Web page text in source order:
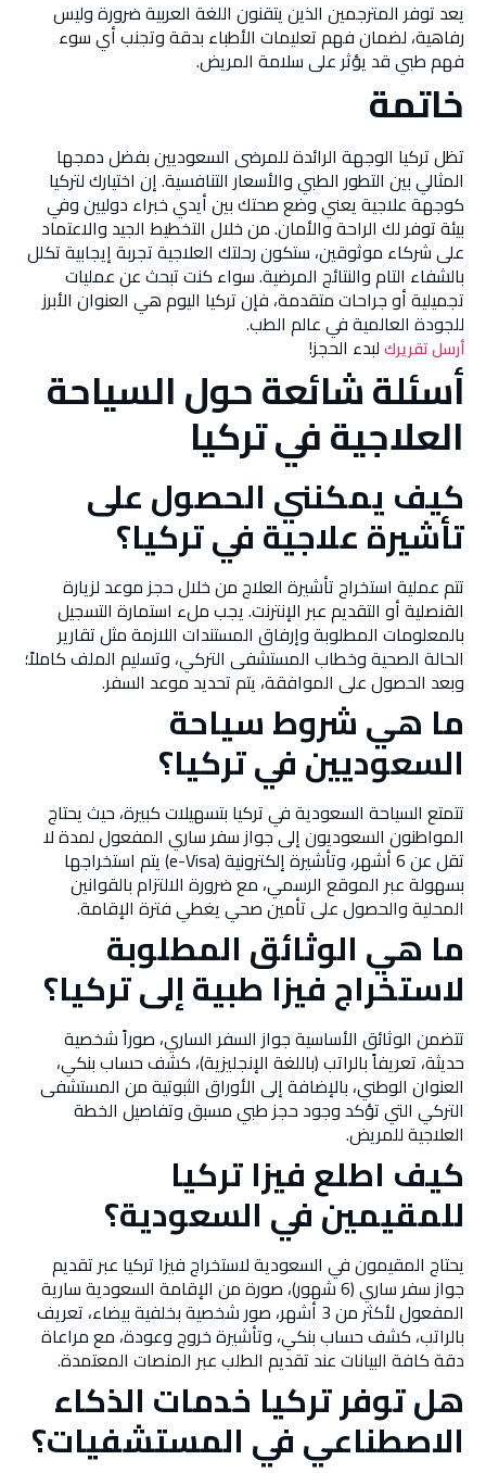
يعد توفر المترجمين الذين يتقنون اللغة العربية ضرورة وليس
رفاهية، لضمان فهم تعليمات الأطباء بدقة وتجنب أي سوء
فهم طبي قد يؤثر على سلامة المريض.
خاتمة
تظل تركيا الوجهة الرائدة للمرضى السعوديين بفضل دمجها
المثالي بين التطور الطبي والأسعار التنافسية. إن اختيارك لتركيا
كوجهة علاجية يعني وضع صحتك بين أيدي خبراء دوليين وفي
بيئة توفر لك الراحة والأمان. من خلال التخطيط الجيد والاعتماد
على شركاء موثوقين، ستكون رحلتك العلاجية تجربة إيجابية تكلل
بالشفاء التام والنتائج المرضية. سواء كنت تبحث عن عمليات
تجميلية أو جراحات متقدمة، فإن تركيا اليوم هي العنوان الأبرز
للجودة العالمية في عالم الطب.
أرسل تقريركلبدء الحجز!
أسئلة شائعة حول السياحة
العلاجية في تركيا
كيف يمكنني الحصول على
تأشيرة علاجية في تركيا؟
تتم عملية استخراج تأشيرة العلاج من خلال حجز موعد لزيارة
القنصلية أو التقديم عبر الإنترنت. يجب ملء استمارة التسجيل
بالمعلومات المطلوبة وإرفاق المستندات اللازمة مثل تقارير
الحالة الصحية وخطاب المستشفى التركي، وتسليم الملف كاملاً؛
وبعد الحصول على الموافقة، يتم تحديد موعد السفر.
ما هي شروط سياحة
السعوديين في تركيا؟
تتمتع السياحة السعودية في تركيا بتسهيلات كبيرة، حيث يحتاج
المواطنون السعوديون إلى جواز سفر ساري المفعول لمدة لا
تقل عن 6 أشهر، وتأشيرة إلكترونية (e-Visa) يتم استخراجها
بسهولة عبر الموقع الرسمي، مع ضرورة الالتزام بالقوانين
المحلية والحصول على تأمين صحي يغطي فترة الإقامة.
ما هي الوثائق المطلوبة
لاستخراج فيزا طبية إلى تركيا؟
تتضمن الوثائق الأساسية جواز السفر الساري، صوراً شخصية
حديثة، تعريفاً بالراتب (باللغة الإنجليزية)، كشف حساب بنكي،
العنوان الوطني، بالإضافة إلى الأوراق الثبوتية من المستشفى
التركي التي تؤكد وجود حجز طبي مسبق وتفاصيل الخطة
العلاجية للمريض.
كيف اطلع فيزا تركيا
للمقيمين في السعودية؟
يحتاج المقيمون في السعودية لاستخراج فيزا تركيا عبر تقديم
جواز سفر ساري (6 شهور)، صورة من الإقامة السعودية سارية
المفعول لأكثر من 3 أشهر، صور شخصية بخلفية بيضاء، تعريف
بالراتب، كشف حساب بنكي، وتأشيرة خروج وعودة، مع مراعاة
دقة كافة البيانات عند تقديم الطلب عبر المنصات المعتمدة.
هل توفر تركيا خدمات الذكاء
الاصطناعي في المستشفيات؟